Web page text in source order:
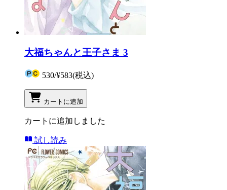
大福ちゃんと王子さま 3
530/¥583(税込)
カートに追加
カートに追加しました
試し読み